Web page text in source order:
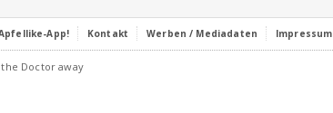
App! Kontakt Werben / Mediadaten Impressum
Doctor away